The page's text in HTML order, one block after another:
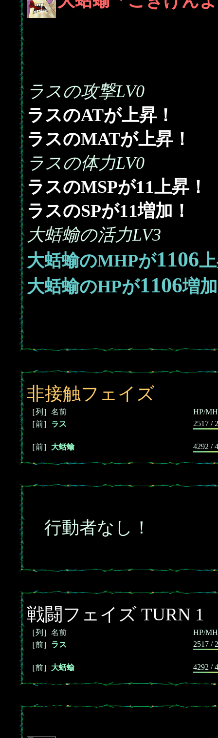
ラスの攻撃LV0
ラスのATが上昇！
ラスのMATが上昇！
ラスの体力LV0
ラスのMSPが11上昇！
ラスのSPが11増加！
大蛞蝓の活力LV3
大蛞蝓のMHPが1106
大蛞蝓のHPが1106増
非接触フェイズ
［列］名前
HP/
［前］ ラス 2517 /
［前］ 大蛞蝓 4292 /
行動者なし！
戦闘フェイズ TURN 1
［列］名前
HP/
［前］ ラス 2517 /
［前］ 大蛞蝓 4292 /